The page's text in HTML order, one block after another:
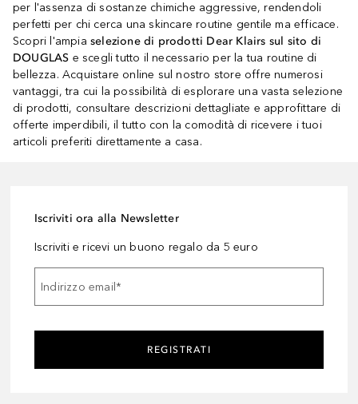
per l'assenza di sostanze chimiche aggressive, rendendoli
perfetti per chi cerca una skincare routine gentile ma efficace.
Scopri l'ampia selezione di prodotti Dear Klairs sul sito di
DOUGLAS e scegli tutto il necessario per la tua routine di
bellezza. Acquistare online sul nostro store offre numerosi
vantaggi, tra cui la possibilità di esplorare una vasta selezione
di prodotti, consultare descrizioni dettagliate e approfittare di
offerte imperdibili, il tutto con la comodità di ricevere i tuoi
articoli preferiti direttamente a casa.
Iscriviti ora alla Newsletter
Iscriviti e ricevi un buono regalo da 5 euro
Indirizzo email *
REGISTRATI